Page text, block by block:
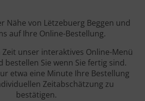
Nähe von Lëtzebuerg Beggen und
auf Ihre Online-Bestellung.
Zeit unser interaktives Online-Menü
bestellen Sie wenn Sie fertig sind.
etwa eine Minute Ihre Bestellung
Zeitabschätzung zu
bestätigen.